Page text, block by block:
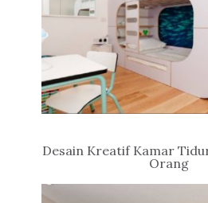
Desain Kreatif Kamar
Orang